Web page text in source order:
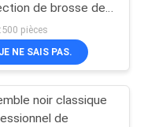
de brosse de
de fin de 10
double pour le
et l'oeil
pièces
NE SAIS PAS.
noir classique
de